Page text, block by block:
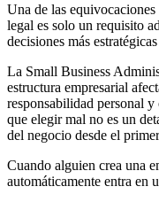
Una de las equivocaciones
legal es solo un requisito
decisiones más
La Small Business
estructura empresarial
responsabilidad personal
que elegir mal no es un
del negocio desde el
Cuando alguien crea una
automáticamente entra en